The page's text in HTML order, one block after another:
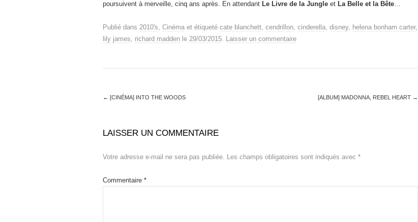
poursuivent à merveille, cinq ans après. En attendant Le Livre de la Jungle et La Belle et la Bête
Publié dans 2010's Cinéma et étiqueté cate blanchett cendrillon cinderella disney, helena bonham carter,
lily james
richard madden le 29/03/2015 Laisser un commentaire
← [CINÉMA] INTO THE WOODS [ALBUM] MADONNA, REBEL HEART →
LAISSER UN COMMENTAIRE
Votre adresse e-mail ne sera pas publiée. Les champs obligatoires sont indiqués avec *
Commentaire *